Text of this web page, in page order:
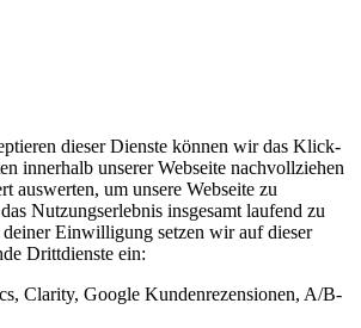
dieser Dienste können wir das Klick-
innerhalb unserer Webseite nachvollziehen
auswerten, um unsere Webseite zu
Nutzungserlebnis insgesamt laufend zu
Einwilligung setzen wir auf dieser
Drittdienste ein:
Clarity, Google Kundenrezensionen, A/B-